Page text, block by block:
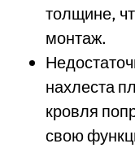
толщине,
монтаж.
нахлеста
кровля
свою